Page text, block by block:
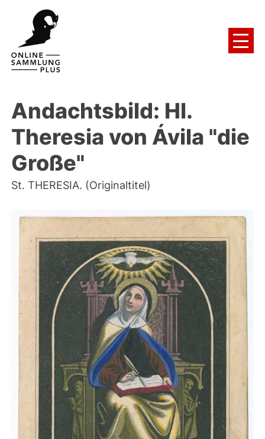
Andachtsbild: Hl.
Theresia von Ávila "die
Große"
St. THERESIA. (Originaltitel)